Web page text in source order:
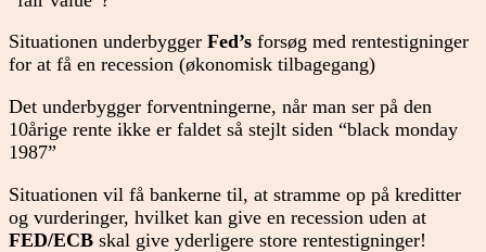
Situationen underbygger Fed’s forsøg med rentestigninger
for at få en recession (økonomisk tilbagegang)
Det underbygger forventningerne, når man ser på den
10årige rente ikke er faldet så stejlt siden “black monday
1987”
Situationen vil få bankerne til, at stramme op på kreditter
og vurderinger, hvilket kan give en recession uden at
FED/ECB skal give yderligere store rentestigninger!